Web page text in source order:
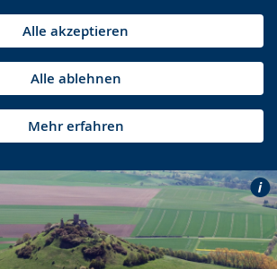
Alle akzeptieren
Alle ablehnen
Mehr erfahren